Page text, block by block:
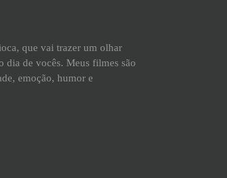
que vai trazer um olhar
dia de vocês. Meus filmes são
emoção, humor e